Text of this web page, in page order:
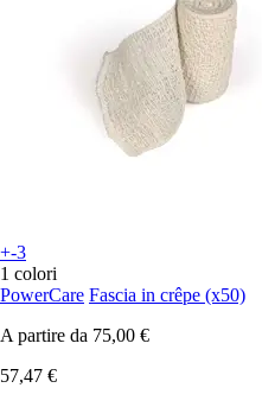
+-3
1 colori
PowerCare Fascia in crêpe (x50)
A partire da 75,00 €
57,47 €